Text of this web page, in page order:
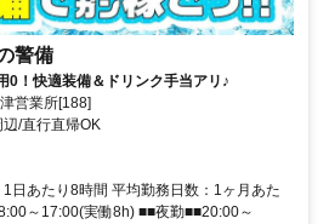
警備
！快適装備＆ドリンク手当アリ♪
営業所[188]
/直行直帰OK
日あたり8時間 平均勤務日数：1ヶ月あた
～17:00(実働8h) ■■夜勤■■20:00～